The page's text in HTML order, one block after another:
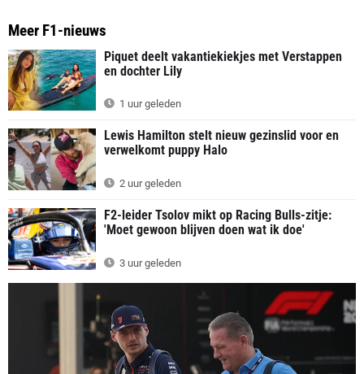
Meer F1-nieuws
Piquet deelt vakantiekiekjes met Verstappen
en dochter Lily
1 uur geleden
Lewis Hamilton stelt nieuw gezinslid voor en
verwelkomt puppy Halo
2 uur geleden
F2-leider Tsolov mikt op Racing Bulls-zitje:
'Moet gewoon blijven doen wat ik doe'
3 uur geleden